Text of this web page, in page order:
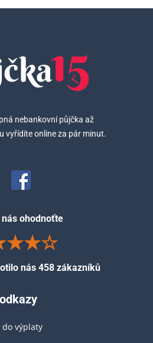
nebankovní půjčka až
vyřídíte online za pár minut.
ohodnoťte
nás 458 zákazníků
do výplaty